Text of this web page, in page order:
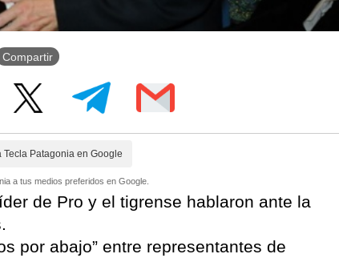
Compartir
Tecla Patagonia en Google
a tus medios preferidos en Google.
de Pro y el tigrense hablaron ante la
por abajo” entre representantes de